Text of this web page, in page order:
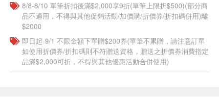
8/8-8/10 單筆折扣後滿$2,000享9折(單筆上限折$500)(部分商
品不適用，不得與其他促銷活動/加價購/折價券/折扣碼併用)離
$2000
即日起-9/1 不限金額下單贈$200券(單筆不累贈，請注意訂單
如使用折價券/折扣碼則不符贈送資格，贈送之折價券消費指定
品滿$2,000可折，不得與其他優惠活動合併使用)